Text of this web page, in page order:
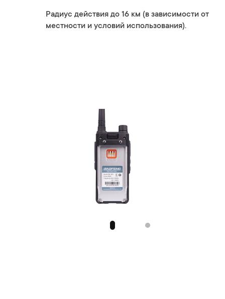
Радиус действия до 16 км (в зависимости от
местности и условий использования).